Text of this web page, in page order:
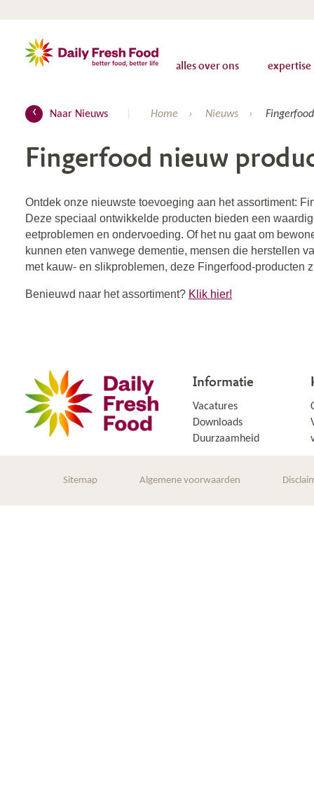
alles over ons expertise
Naar Nieuws Home Nieuws
Fingerfood nieuw
Ontdek onze nieuwste toevoeging aan het assortiment:
Deze speciaal ontwikkelde producten bieden een
eetproblemen en ondervoeding. Of het nu gaat om
kunnen eten vanwege dementie, mensen die herstellen
met kauw- en slikproblemen, deze Fingerfood-producten
Benieuwd naar het assortiment? Klik hier!
Informatie
Vacatures
Downloads
Duurzaamheid
Sitemap Algemene voorwaarden